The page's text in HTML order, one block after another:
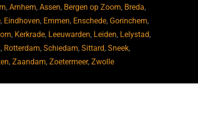
, Arnhem, Assen, Bergen op Zoom, Breda,
, Eindhoven, Emmen, Enschede, Gorinchem,
, Kerkrade, Leeuwarden, Leiden, Lelystad,
, Rotterdam, Schiedam, Sittard, Sneek,
, Zaandam, Zoetermeer, Zwolle